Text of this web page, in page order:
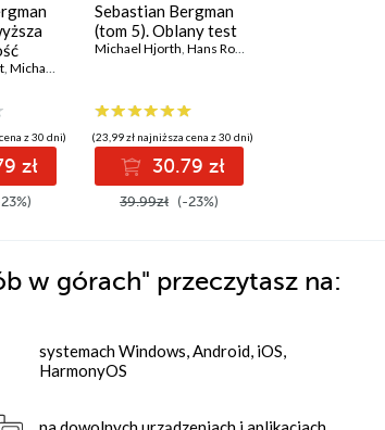
, Michael Hjorth
z 30 dni)
zł
Sebastian Bergman
(tom 5). Oblany test
Michael Hjorth, Hans Rosenfeldt
(23,99 zł najniższa cena z 30 dni)
30.79 zł
39.99zł (-23%)
w górach" przeczytasz na:
systemach Windows, Android, iOS,
HarmonyOS